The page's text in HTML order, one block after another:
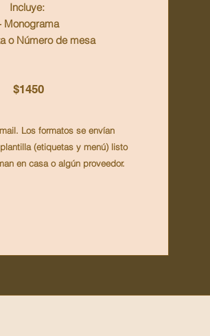
Incluye:
Monograma
o Número de mesa
$1450
Los formatos se envían
(etiquetas y menú) listo
en casa o algún proveedor.